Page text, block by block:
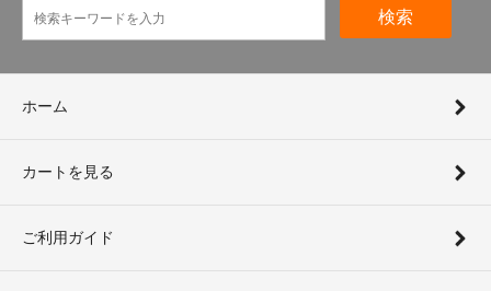
検索
ホーム
カートを見る
ご利用ガイド